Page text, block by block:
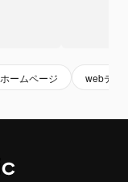
ホームページ webテン